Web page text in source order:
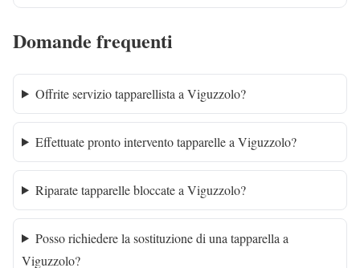
Domande frequenti
Offrite servizio tapparellista a Viguzzolo?
Effettuate pronto intervento tapparelle a Viguzzolo?
Riparate tapparelle bloccate a Viguzzolo?
Posso richiedere la sostituzione di una tapparella a
Viguzzolo?